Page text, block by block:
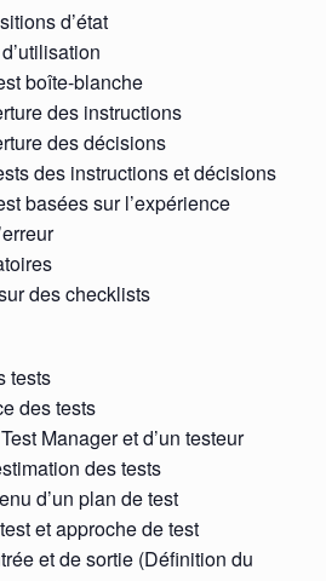
d’état
boîte-blanche
des instructions
des décisions
des instructions et décisions
basées sur l’expérience
des checklists
tests
des tests
Manager et d’un testeur
des tests
d’un plan de test
et approche de test
et de sortie (Définition du